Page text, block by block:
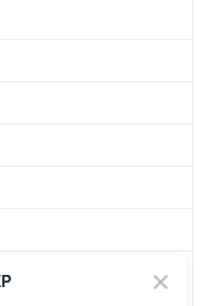
攝燈光環境或個人螢幕
份色差現象，顏色以實